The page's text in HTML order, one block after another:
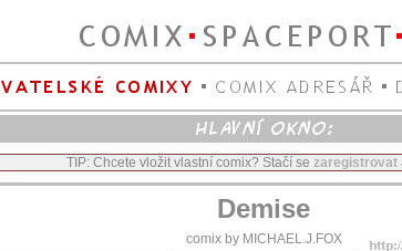
TIP: Chcete vložit vlastní comix? Stačí se zaregistrovat
Demise
comix by MICHAEL.J.FOX